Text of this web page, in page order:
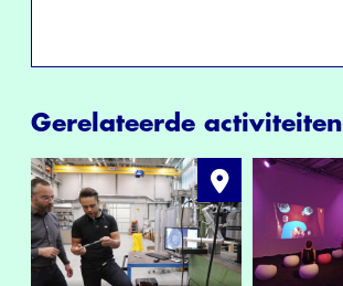
Gerelateerde activiteiten